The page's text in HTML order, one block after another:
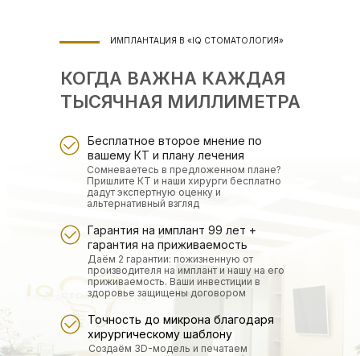
ИМПЛАНТАЦИЯ В «IQ СТОМАТОЛОГИЯ»
КОГДА ВАЖНА КАЖДАЯ
ТЫСЯЧНАЯ МИЛЛИМЕТРА
Бесплатное второе мнение по
вашему КТ и плану лечения
Сомневаетесь в предложенном плане?
Пришлите КТ и наши хирурги бесплатно
дадут экспертную оценку и
альтернативный взгляд
Точность до микрона благодаря
хирургическому шаблону
Создаём 3D-модель и печатаем
Гарантия на имплант 99 лет +
гарантия на приживаемость
Даём 2 гарантии: пожизненную от
производителя на имплант и нашу на его
приживаемость. Ваши инвестиции в
здоровье защищены договором